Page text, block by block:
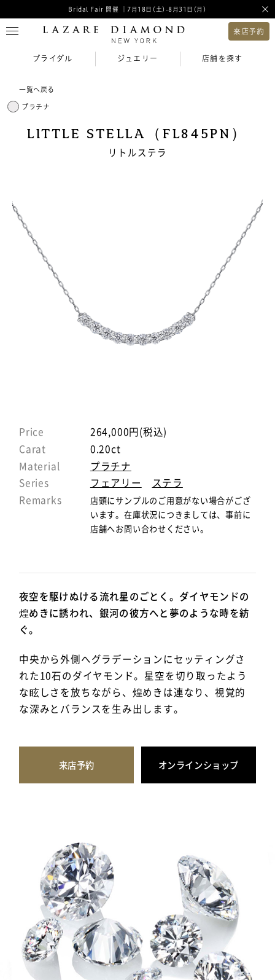
Bridal Fair 開催 ｜7月18日(土)-8月31日(月)
来店予約
ブライダル ジュエリー 店舗を探す
一覧へ戻る
プラチナ
LITTLE STELLA（FL845PN）
リトルステラ
Price
264,000円(税込)
Carat
0.20ct
Material
プラチナ
Series
フェアリー
ステラ
Remarks
店頭にサンプルのご用意がない場合がござ
います。在庫状況につきましては、事前に
店舗へお問い合わせください。
夜空を駆けぬける流れ星のごとく。ダイヤモンドの
煌めきに誘われ、銀河の彼方へと夢のような時を紡
ぐ。
中央から外側へグラデーションにセッティングさ
れた10石のダイヤモンド。星空を切り取ったよう
な眩しさを放ちながら、煌めきは連なり、視覚的
な深みとバランスを生み出します。
来店予約 オンラインショップ